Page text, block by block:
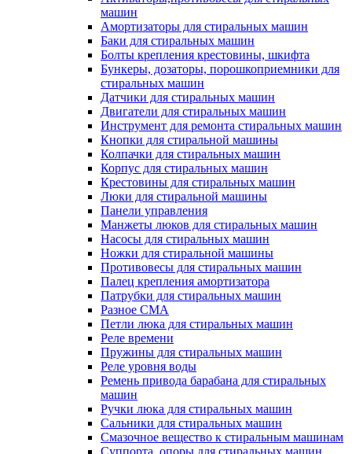
машин
Амортизаторы для стиральных машин
Баки для стиральных машин
Болты крепления крестовины, шкифта
Бункеры, дозаторы, порошкоприемники для
стиральных машин
Датчики для стиральных машин
Двигатели для стиральных машин
Инструмент для ремонта стиральных машин
Кнопки для стиральной машины
Колпачки для стиральных машин
Корпус для стиральных машин
Крестовины для стиральных машин
Люки для стиральной машины
Панели управления
Манжеты люков для стиральных машин
Насосы для стиральных машин
Ножки для стиральной машины
Противовесы для стиральных машин
Палец крепления амортизатора
Патрубки для стиральных машин
Разное СМА
Петли люка для стиральных машин
Реле времени
Пружины для стиральных машин
Реле уровня воды
Ремень привода барабана для стиральных
машин
Ручки люка для стиральных машин
Сальники для стиральных машин
Смазочное вещество к стиральным машинам
Суппорта, опоры для стиральных машин